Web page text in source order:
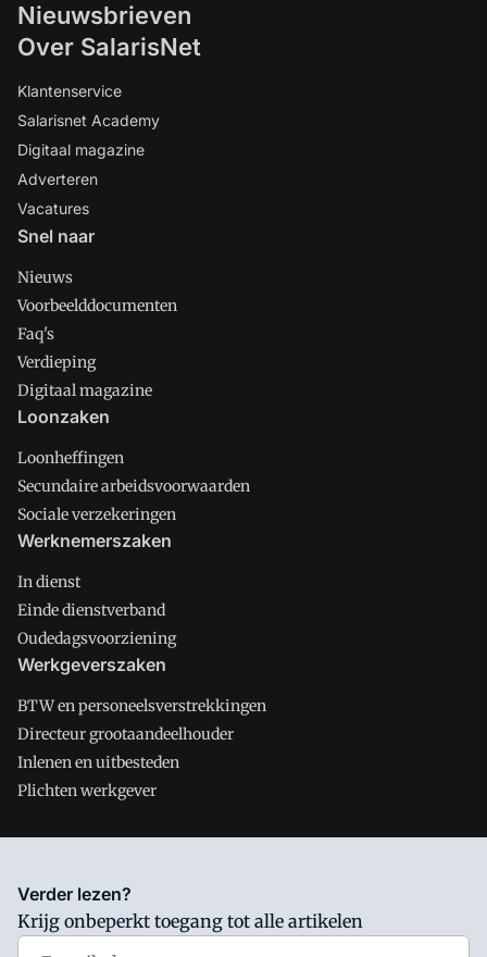
Nieuwsbrieven
Over SalarisNet
Klantenservice
Salarisnet Academy
Digitaal magazine
Adverteren
Vacatures
Snel naar
Nieuws
Voorbeelddocumenten
Faq's
Verdieping
Digitaal magazine
Loonzaken
Loonheffingen
Secundaire arbeidsvoorwaarden
Sociale verzekeringen
Werknemerszaken
In dienst
Einde dienstverband
Oudedagsvoorziening
Werkgeverszaken
BTW en personeelsverstrekkingen
Directeur grootaandeelhouder
Inlenen en uitbesteden
Plichten werkgever
Salarisnet is onderdeel van VMN media. Lees in
waar VMN media voor staat. Op gebruik van deze site zijn de
volgende regelingen van toepassing:Algemene Voorwaarden
Verder lezen?
Krijg onbeperkt toegang tot alle artikelen